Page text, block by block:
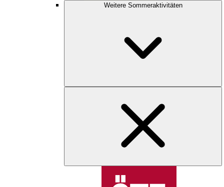
Weitere Sommeraktivitäten